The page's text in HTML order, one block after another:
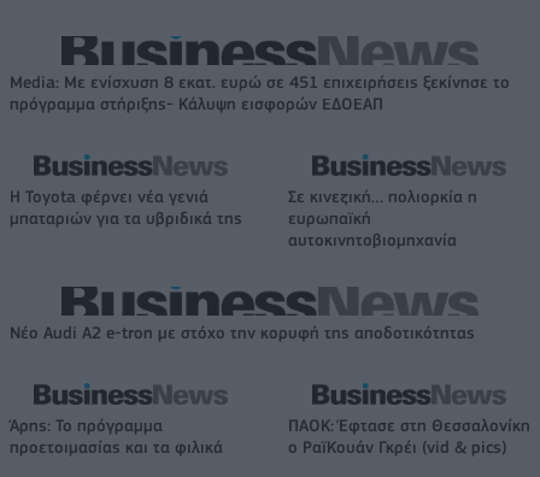
Media: Με ενίσχυση 8 εκατ. ευρώ σε 451 επιχειρήσεις ξεκίνησε το
πρόγραμμα στήριξης- Κάλυψη εισφορών ΕΔΟΕΑΠ
Η Toyota φέρνει νέα γενιά
μπαταριών για τα υβριδικά της
Σε κινεζική… πολιορκία η
ευρωπαϊκή
αυτοκινητοβιομηχανία
Νέο Audi A2 e-tron με στόχο την κορυφή της αποδοτικότητας
Άρης: Το πρόγραμμα
προετοιμασίας και τα φιλικά
ΠΑΟΚ: Έφτασε στη Θεσσαλονίκη
ο ΡαϊΚουάν Γκρέι (vid & pics)